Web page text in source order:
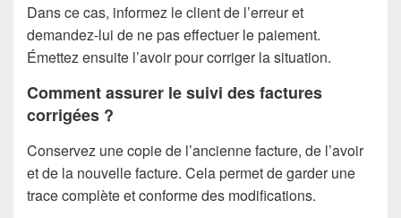
Dans ce cas, informez le client de l’erreur et
demandez-lui de ne pas effectuer le paiement.
Émettez ensuite l’avoir pour corriger la situation.
Comment assurer le suivi des factures
corrigées ?
Conservez une copie de l’ancienne facture, de l’avoir
et de la nouvelle facture. Cela permet de garder une
trace complète et conforme des modifications.